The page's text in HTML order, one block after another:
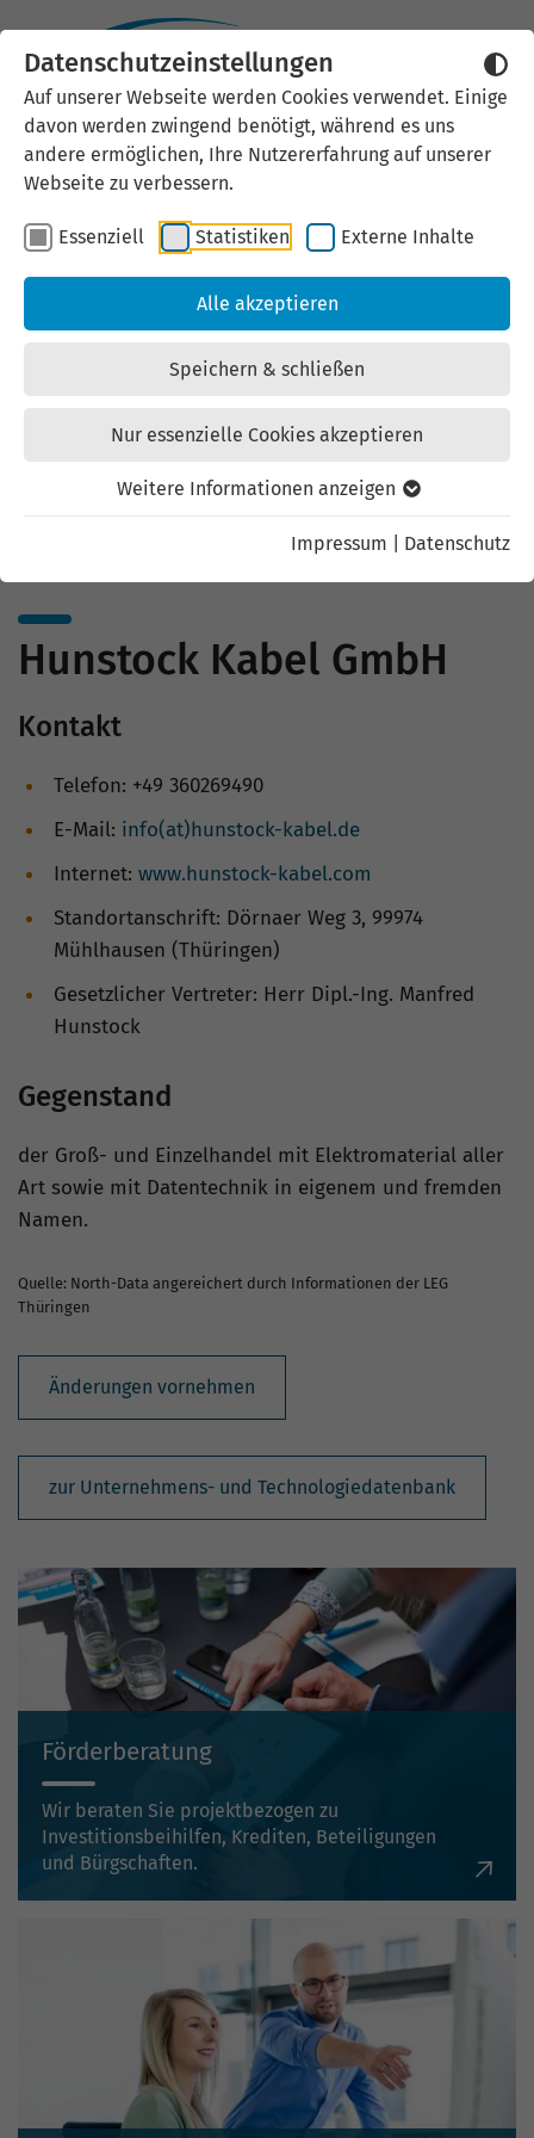
Datenschutzeinstellungen
Auf unserer Webseite werden Cookies verwendet. Einige
davon werden zwingend benötigt, während es uns
andere ermöglichen, Ihre Nutzererfahrung auf unserer
Webseite zu verbessern.
Essenziell Statistiken Externe Inhalte
Alle akzeptieren
Speichern & schließen
Nur essenzielle Cookies akzeptieren
Weitere Informationen anzeigen
Impressum Datenschutz
Externen Inhalt laden
Wir verwenden auf unserer
Website externe Inhalte, um Ihnen
zusätzliche Informationen
anzubieten. Einige externe Inhalte
(z.B. Google Maps, Youtube)
können persönliche Daten (z.B. IP-
Mit der Bestätigung erklären Sie
Hunstock Kabel GmbH
Kontakt
Telefon: +49 360269490
E-Mail: info(at)hunstock-kabel.de
Internet: www.hunstock-kabel.com
Standortanschrift: Dörnaer Weg 3, 99974
Mühlhausen (Thüringen)
Gesetzlicher Vertreter: Herr Dipl.-Ing. Manfred
Hunstock
Gegenstand
der Groß- und Einzelhandel mit Elektromaterial aller
Art sowie mit Datentechnik in eigenem und fremden
Namen.
Quelle: North-Data angereichert durch Informationen der LEG
Thüringen
Änderungen vornehmen
zur Unternehmens- und Technologiedatenbank
Förderberatung
Wir beraten Sie projektbezogen zu
Investitionsbeihilfen, Krediten, Beteiligungen
und Bürgschaften.